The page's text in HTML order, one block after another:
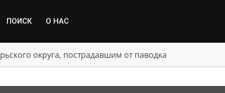
ПОИСК О НАС
округа, пострадавшим от паводка